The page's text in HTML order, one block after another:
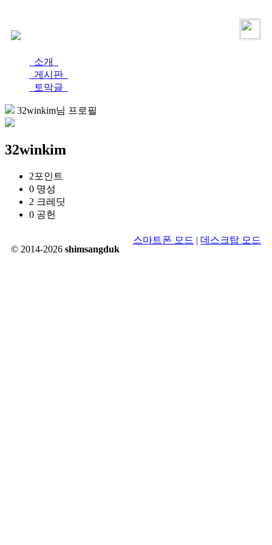
소개
게시판
토막글
32winkim님 프로필
32winkim
2포인트
0 명성
2 크레딧
0 공헌
© 2014-2026 shimsangduk
스마트폰 모드 | 데스크탑 모드